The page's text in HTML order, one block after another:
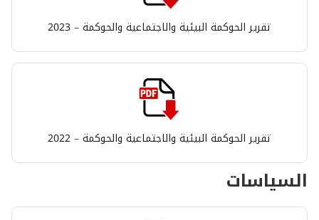
تقرير الحوكمة البيئية والاجتماعية والحوكمة – 2023
تقرير الحوكمة البيئية والاجتماعية والحوكمة – 2022
السياسات